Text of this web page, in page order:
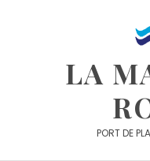
LA
PORT DE